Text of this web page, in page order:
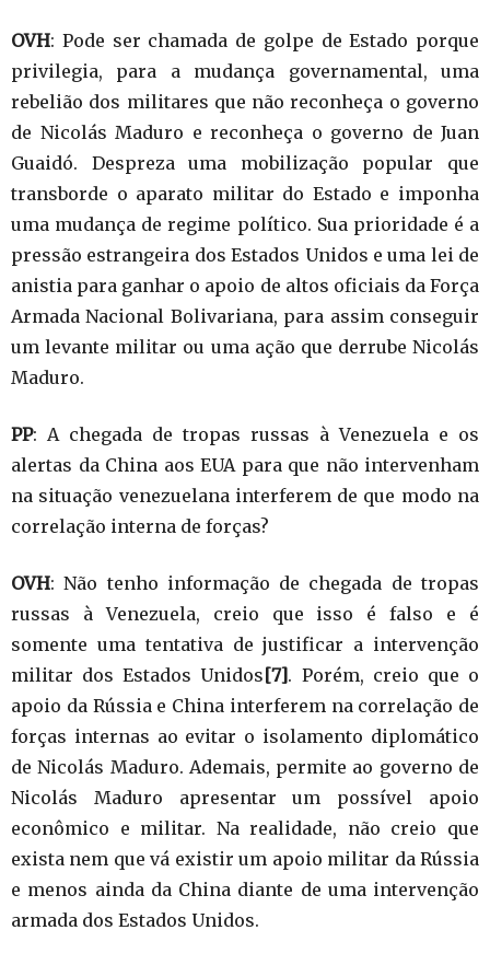
OVH: Pode ser chamada de golpe de Estado porque
privilegia, para a mudança governamental, uma
rebelião dos militares que não reconheça o governo
de Nicolás Maduro e reconheça o governo de Juan
Guaidó. Despreza uma mobilização popular que
transborde o aparato militar do Estado e imponha
uma mudança de regime político. Sua prioridade é a
pressão estrangeira dos Estados Unidos e uma lei de
anistia para ganhar o apoio de altos oficiais da Força
Armada Nacional Bolivariana, para assim conseguir
um levante militar ou uma ação que derrube Nicolás
Maduro.
PP: A chegada de tropas russas à Venezuela e os
alertas da China aos EUA para que não intervenham
na situação venezuelana interferem de que modo na
correlação interna de forças?
OVH: Não tenho informação de chegada de tropas
russas à Venezuela, creio que isso é falso e é
somente uma tentativa de justificar a intervenção
militar dos Estados Unidos [7] . Porém, creio que o
apoio da Rússia e China interferem na correlação de
forças internas ao evitar o isolamento diplomático
de Nicolás Maduro. Ademais, permite ao governo de
Nicolás Maduro apresentar um possível apoio
econômico e militar. Na realidade, não creio que
exista nem que vá existir um apoio militar da Rússia
e menos ainda da China diante de uma intervenção
armada dos Estados Unidos.